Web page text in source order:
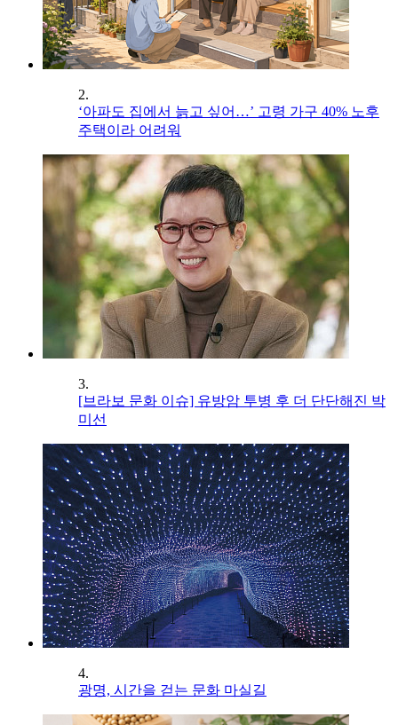
2.
‘아파도 집에서 늙고 싶어…’ 고령 가구 40% 노후
주택이라 어려워
3.
[브라보 문화 이슈] 유방암 투병 후 더 단단해진 박
미선
4.
광명, 시간을 걷는 문화 마실길